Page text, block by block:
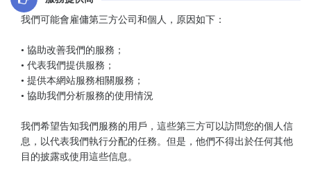
我們可能會雇傭第三方公司和個人，原因如下：
• 協助改善我們的服務；
• 代表我們提供服務；
• 提供本網站服務相關服務；
• 協助我們分析服務的使用情況
我們希望告知我們服務的用戶，這些第三方可以訪問您的個人信
息，以代表我們執行分配的任務。但是，他們不得出於任何其他
目的披露或使用這些信息。